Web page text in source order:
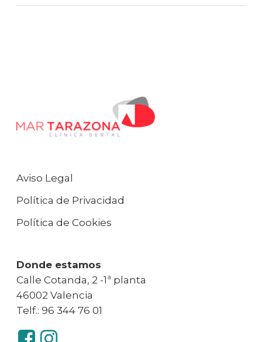
Aviso Legal
Política de Privacidad
Política de Cookies
Donde estamos
Calle Cotanda, 2 -1ª planta
46002 Valencia
Telf.: 96 344 76 01